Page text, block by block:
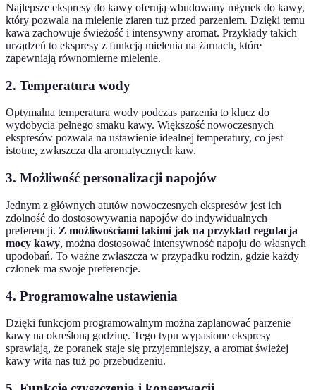
Najlepsze ekspresy do kawy oferują wbudowany młynek do kawy,
który pozwala na mielenie ziaren tuż przed parzeniem. Dzięki temu
kawa zachowuje świeżość i intensywny aromat. Przykłady takich
urządzeń to ekspresy z funkcją mielenia na żarnach, które
zapewniają równomierne mielenie.
2. Temperatura wody
Optymalna temperatura wody podczas parzenia to klucz do
wydobycia pełnego smaku kawy. Większość nowoczesnych
ekspresów pozwala na ustawienie idealnej temperatury, co jest
istotne, zwłaszcza dla aromatycznych kaw.
3. Możliwość personalizacji napojów
Jednym z głównych atutów nowoczesnych ekspresów jest ich
zdolność do dostosowywania napojów do indywidualnych
preferencji. Z możliwościami takimi jak na przykład regulacja
mocy kawy, można dostosować intensywność napoju do własnych
upodobań. To ważne zwłaszcza w przypadku rodzin, gdzie każdy
członek ma swoje preferencje.
4. Programowalne ustawienia
Dzięki funkcjom programowalnym można zaplanować parzenie
kawy na określoną godzinę. Tego typu wypasione ekspresy
sprawiają, że poranek staje się przyjemniejszy, a aromat świeżej
kawy wita nas tuż po przebudzeniu.